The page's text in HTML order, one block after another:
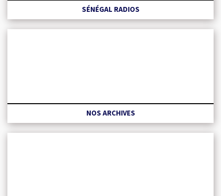
SÉNÉGAL RADIOS
NOS ARCHIVES